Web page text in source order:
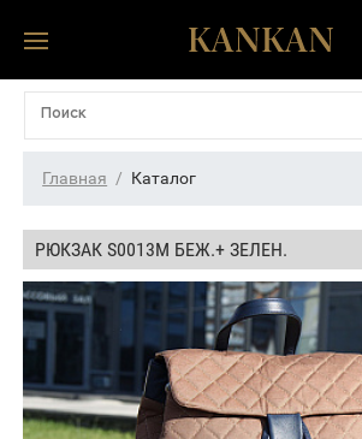
Главная Каталог
РЮКЗАК S0013М БЕЖ.+ ЗЕЛЕН.